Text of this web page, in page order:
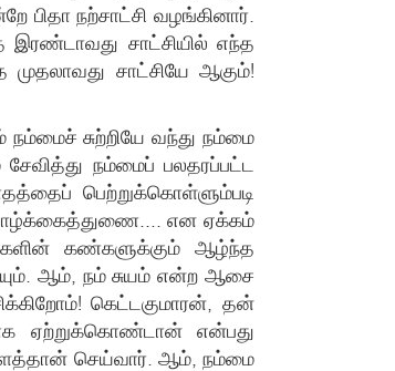
பிதா நற்சாட்சி வழங்கினார்.
இரண்டாவது சாட்சியில் எந்த
சாட்சியே ஆகும்!
சுற்றியே வந்து நம்மை
நம்மைப் பலதரப்பட்ட
பெற்றுக்கொள்ளும்படி
வாழ்க்கைத்துணை.... என ஏக்கம்
கண்களுக்கும் ஆழ்ந்த
ஆம், நம் சுயம் என்ற ஆசை
கெட்டகுமாரன், தன்
ஏற்றுக்கொண்டான் என்பது
செய்வார். ஆம், நம்மை